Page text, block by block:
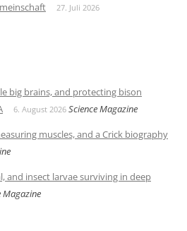
27. Juli 2026
big brains, and protecting bison
6. August 2026 Science Magazine
muscles, and a Crick biography
and insect larvae surviving in deep
Magazine